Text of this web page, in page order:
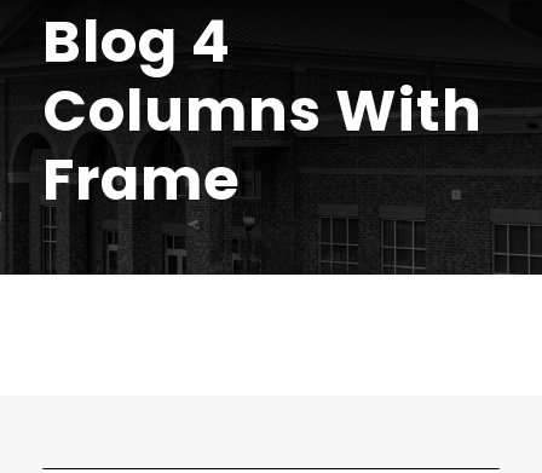
Blog 4
Columns With
Frame